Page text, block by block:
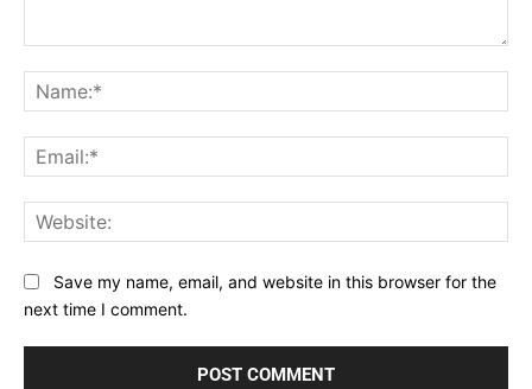
Save my name, email, and website in this browser for the
next time I comment.